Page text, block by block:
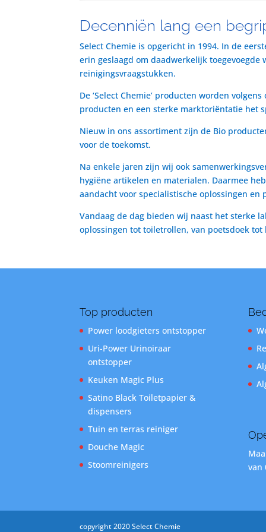
Decenniën lang een
Select Chemie is opgericht in 1994. In de
erin geslaagd om daadwerkelijk
reinigingsvraagstukken.
De ‘Select Chemie’ producten worden
producten en een sterke marktoriëntatie het
Nieuw in ons assortiment zijn de Bio
voor de toekomst.
Na enkele jaren zijn wij ook
hygiëne artikelen en materialen. Daarmee
aandacht voor specialistische oplossingen en
Vandaag de dag bieden wij naast het sterke
oplossingen tot toiletrollen, van poetsdoek
Top producten
Power loodgieters ontstopper
Uri-Power Urinoiraar
ontstopper
Keuken Magic Plus
Satino Black Toiletpapier &
dispensers
Tuin en terras reiniger
Douche Magic
Stoomreinigers
van
copyright 2020 Select Chemie